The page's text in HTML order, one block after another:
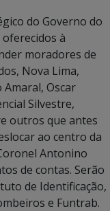
do Governo do
à
moradores de
Nova Lima,
Amaral, Oscar
Silvestre,
outros que antes
ao centro da
Antonino
de contas. Serão
de Identificação,
e Funtrab.